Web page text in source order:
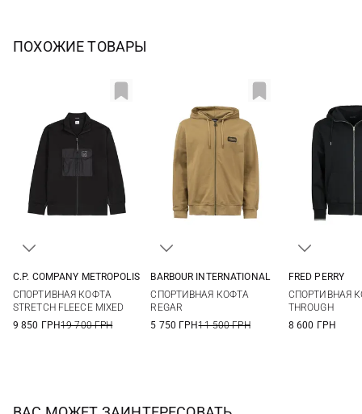
ПОХОЖИЕ ТОВАРЫ
C.P. COMPANY METROPOLIS
СПОРТИВНАЯ КОФТА
STRETCH FLEECE MIXED
9 850 ГРН19 700 ГРН
3XL
BARBOUR INTERNATIONAL
СПОРТИВНАЯ КОФТА
REGAR
5 750 ГРН11 500 ГРН
XXL
FRED PERRY
CПОРТИВНАЯ
THROUGH
8 600 ГРН